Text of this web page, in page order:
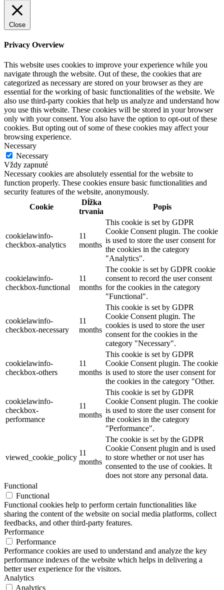
Close
Privacy Overview
This website uses cookies to improve your experience while you
navigate through the website. Out of these, the cookies that are
categorized as necessary are stored on your browser as they are
essential for the working of basic functionalities of the website. We
also use third-party cookies that help us analyze and understand how
you use this website. These cookies will be stored in your browser
only with your consent. You also have the option to opt-out of these
cookies. But opting out of some of these cookies may affect your
browsing experience.
Necessary
Necessary
Vždy zapnuté
Necessary cookies are absolutely essential for the website to
function properly. These cookies ensure basic functionalities and
security features of the website, anonymously.
Cookie
Dĺžka
trvania
Popis
cookielawinfo-
checkbox-analytics
11
months
This cookie is set by GDPR
Cookie Consent plugin. The cookie
is used to store the user consent for
the cookies in the category
"Analytics".
cookielawinfo-
checkbox-functional
11
months
The cookie is set by GDPR cookie
consent to record the user consent
for the cookies in the category
"Functional".
cookielawinfo-
checkbox-necessary
11
months
This cookie is set by GDPR
Cookie Consent plugin. The
cookies is used to store the user
consent for the cookies in the
category "Necessary".
cookielawinfo-
checkbox-others
11
months
This cookie is set by GDPR
Cookie Consent plugin. The cookie
is used to store the user consent for
the cookies in the category "Other.
cookielawinfo-
checkbox-
performance
11
months
This cookie is set by GDPR
Cookie Consent plugin. The cookie
is used to store the user consent for
the cookies in the category
"Performance".
viewed_cookie_policy
11
months
The cookie is set by the GDPR
Cookie Consent plugin and is used
to store whether or not user has
consented to the use of cookies. It
does not store any personal data.
Functional
Functional
Functional cookies help to perform certain functionalities like
sharing the content of the website on social media platforms, collect
feedbacks, and other third-party features.
Performance
Performance
Performance cookies are used to understand and analyze the key
performance indexes of the website which helps in delivering a
better user experience for the visitors.
Analytics
Analytics